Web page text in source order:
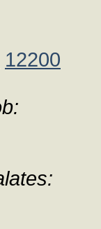
12200